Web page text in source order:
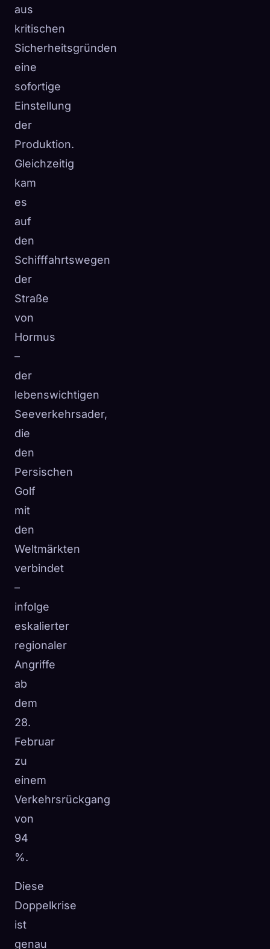
aus
kritischen
Sicherheitsgründen
eine
sofortige
Einstellung
der
Produktion.
Gleichzeitig
kam
es
auf
den
Schifffahrtswegen
der
Straße
von
Hormus
–
der
lebenswichtigen
Seeverkehrsader,
die
den
Persischen
Golf
mit
den
Weltmärkten
verbindet
–
infolge
eskalierter
regionaler
Angriffe
ab
dem
28.
Februar
zu
einem
Verkehrsrückgang
von
94
%.
Diese
Doppelkrise
ist
genau